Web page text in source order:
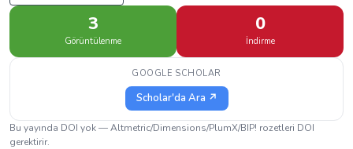
3
Görüntülenme
0
İndirme
GOOGLE SCHOLAR
Scholar'da Ara ↗
Bu yayında DOI yok — Altmetric/Dimensions/PlumX/BIP! rozetleri DOI
gerektirir.